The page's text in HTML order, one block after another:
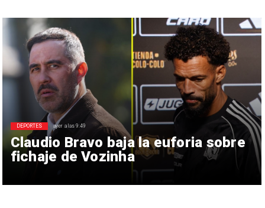
Claudio Bravo baja la euforia sobre
fichaje de Vozinha
DEPORTES ayer a las 9:49